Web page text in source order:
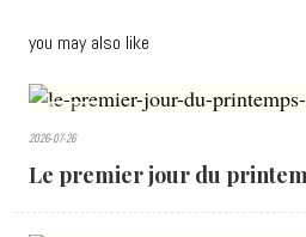
you may also like
401
VIEWS
2026-07-26
Le premier jour du